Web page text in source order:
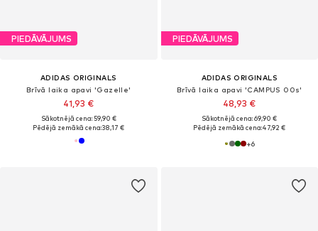
PIEDĀVĀJUMS
ADIDAS ORIGINALS
Brīvā laika apavi 'Gazelle'
41,93 €
Sākotnējā cena: 59,90 €
Pēdējā zemākā cena:38,17 €
PIEDĀVĀJUMS
ADIDAS ORIGINALS
Brīvā laika apavi 'CAMPUS 00s'
48,93 €
Sākotnējā cena: 69,90 €
Pēdējā zemākā cena:47,92 €
+6